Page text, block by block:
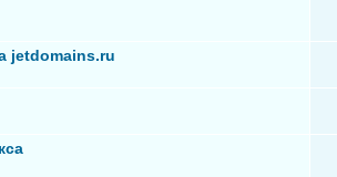
jetdomains.ru